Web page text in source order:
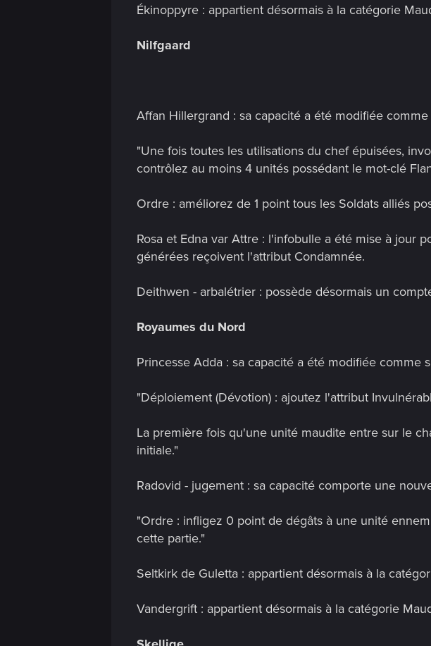
n
Ékinoppyre : appartient désormais à la catégorie
Nilfgaard
Affan Hillergrand : sa capacité a été modifiée comme
"Une fois toutes les utilisations du chef épuisées,
contrôlez au moins 4 unités possédant le mot-clé
Ordre : améliorez de 1 point tous les Soldats alliés
Rosa et Edna var Attre : l'infobulle a été mise à jour
générées reçoivent l'attribut Condamnée.
Deithwen - arbalétrier : possède désormais un
Royaumes du Nord
Princesse Adda : sa capacité a été modifiée comme
"Déploiement (Dévotion) : ajoutez l'attribut
La première fois qu'une unité maudite entre sur le
initiale."
Radovid - jugement : sa capacité comporte une
"Ordre : infligez 0 point de dégâts à une unité
cette partie."
Seltkirk de Guletta : appartient désormais à la
Vandergrift : appartient désormais à la catégorie